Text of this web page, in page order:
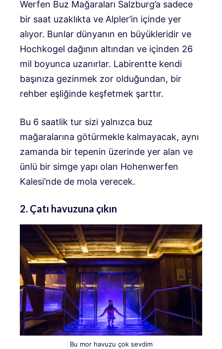
Werfen Buz Mağaraları Salzburg’a sadece
bir saat uzaklıkta ve Alpler’in içinde yer
alıyor. Bunlar dünyanın en büyükleridir ve
Hochkogel dağının altından ve içinden 26
mil boyunca uzanırlar. Labirentte kendi
başınıza gezinmek zor olduğundan, bir
rehber eşliğinde keşfetmek şarttır.
Bu 6 saatlik tur sizi yalnızca buz
mağaralarına götürmekle kalmayacak, aynı
zamanda bir tepenin üzerinde yer alan ve
ünlü bir simge yapı olan Hohenwerfen
Kalesi’nde de mola verecek.
2. Çatı havuzuna çıkın
Bu mor havuzu çok sevdim